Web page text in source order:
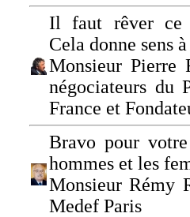
Il faut rêver ce
Cela donne sens
Monsieur Pierre
négociateurs du
France et
Bravo pour
hommes et les
Monsieur Rémy
Medef Paris